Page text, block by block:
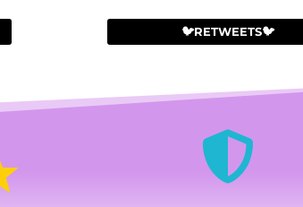
🐦RETWEETS🐦
